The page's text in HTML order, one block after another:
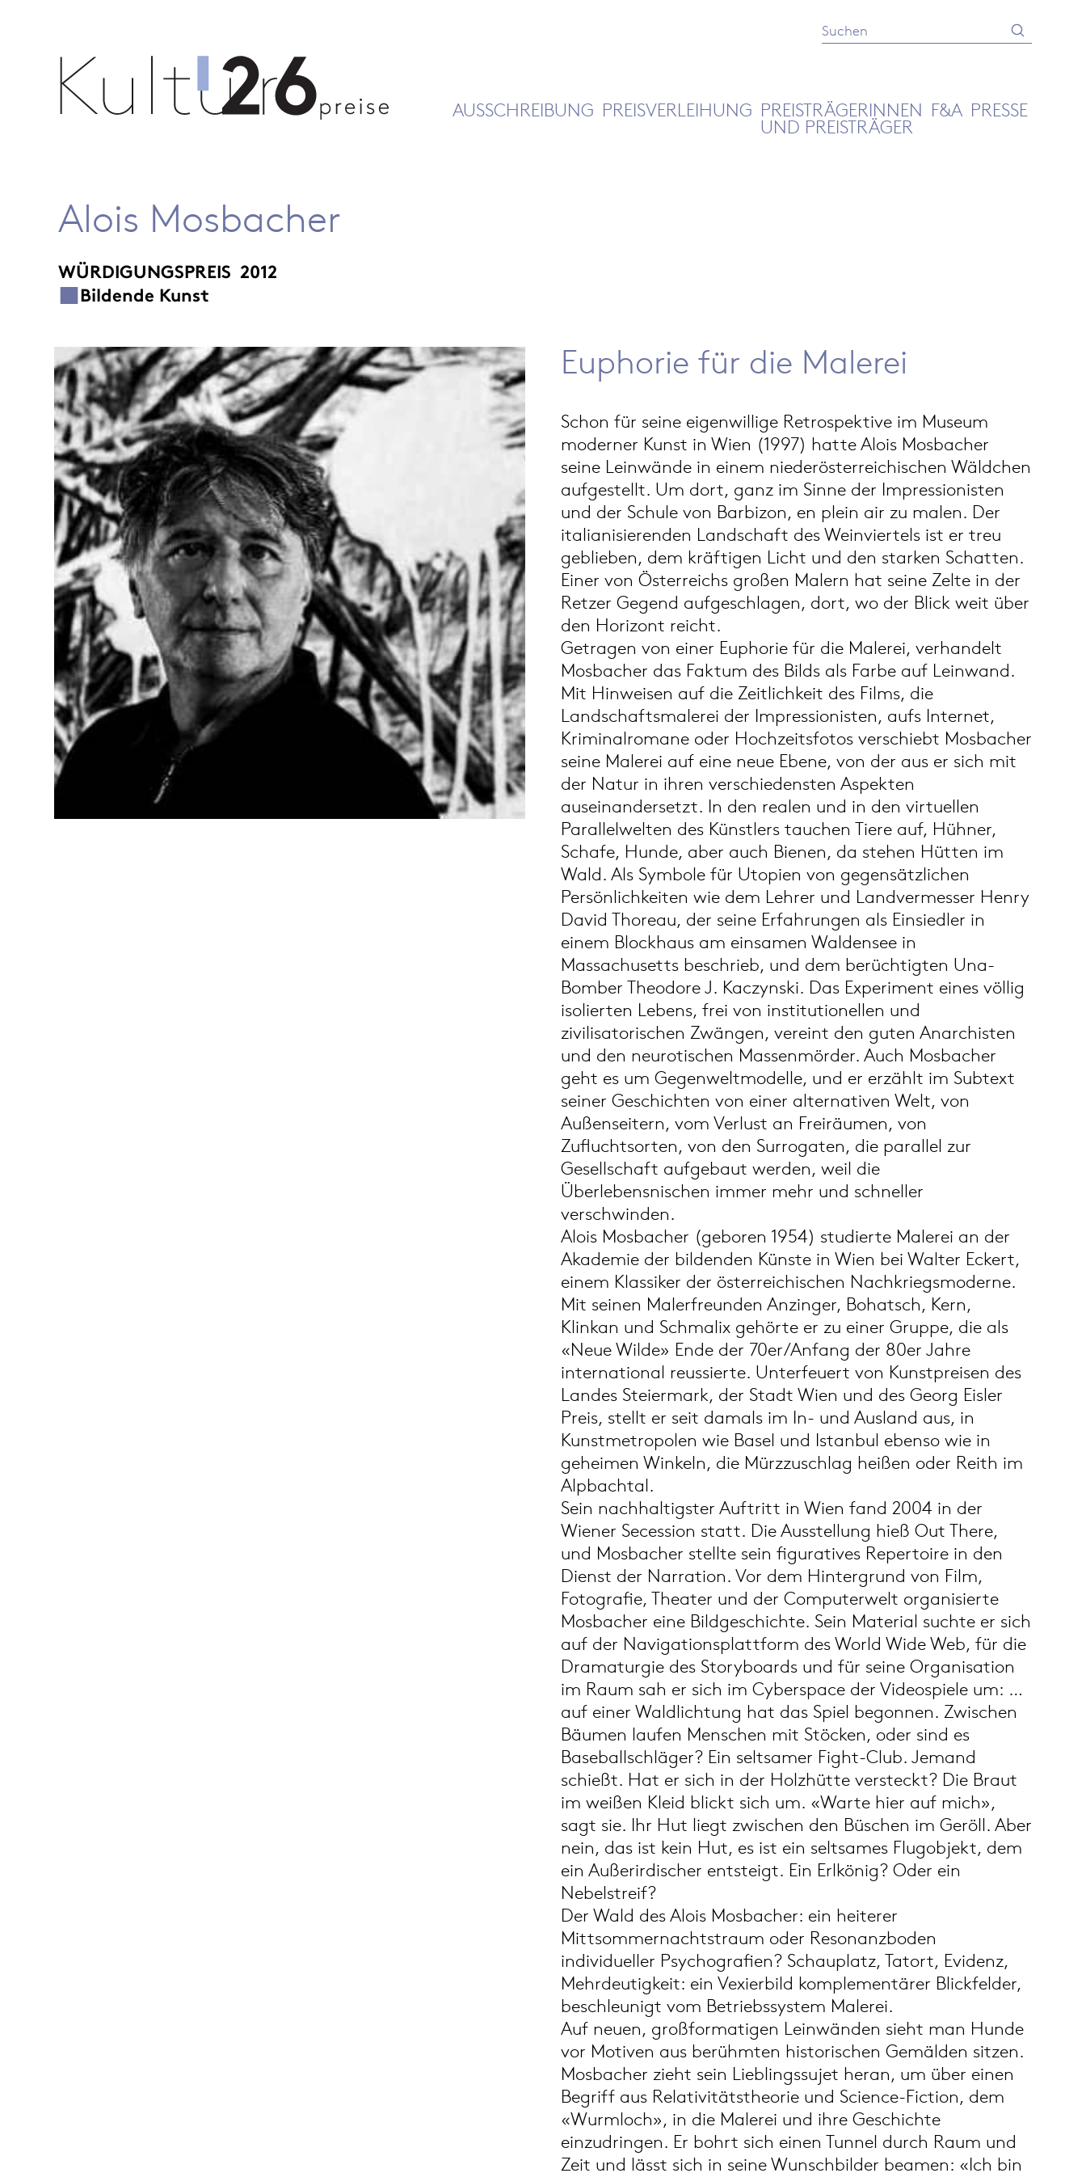
Suche
Absenden
AUSSCHREIBUNG PREISVERLEIHUNG PREISTRÄGERINNEN
UND PREISTRÄGER
F&A PRESSE
Alois Mosbacher
WÜRDIGUNGSPREIS 2012
Bildende Kunst
Euphorie für die Malerei
Schon für seine eigenwillige Retrospektive im Museum
moderner Kunst in Wien (1997) hatte Alois Mosbacher
seine Leinwände in einem niederösterreichischen Wäldchen
aufgestellt. Um dort, ganz im Sinne der Impressionisten
und der Schule von Barbizon, en plein air zu malen. Der
italianisierenden Landschaft des Weinviertels ist er treu
geblieben, dem kräftigen Licht und den starken Schatten.
Einer von Österreichs großen Malern hat seine Zelte in der
Retzer Gegend aufgeschlagen, dort, wo der Blick weit über
den Horizont reicht.
Getragen von einer Euphorie für die Malerei, verhandelt
Mosbacher das Faktum des Bilds als Farbe auf Leinwand.
Mit Hinweisen auf die Zeitlichkeit des Films, die
Landschaftsmalerei der Impressionisten, aufs Internet,
Kriminalromane oder Hochzeitsfotos verschiebt Mosbacher
seine Malerei auf eine neue Ebene, von der aus er sich mit
der Natur in ihren verschiedensten Aspekten
auseinandersetzt. In den realen und in den virtuellen
Parallelwelten des Künstlers tauchen Tiere auf, Hühner,
Schafe, Hunde, aber auch Bienen, da stehen Hütten im
Wald. Als Symbole für Utopien von gegensätzlichen
Persönlichkeiten wie dem Lehrer und Landvermesser Henry
David Thoreau, der seine Erfahrungen als Einsiedler in
einem Blockhaus am einsamen Waldensee in
Massachusetts beschrieb, und dem berüchtigten Una-
Bomber Theodore J. Kaczynski. Das Experiment eines völlig
isolierten Lebens, frei von institutionellen und
zivilisatorischen Zwängen, vereint den guten Anarchisten
und den neurotischen Massenmörder. Auch Mosbacher
geht es um Gegenweltmodelle, und er erzählt im Subtext
seiner Geschichten von einer alternativen Welt, von
Außenseitern, vom Verlust an Freiräumen, von
Zufluchtsorten, von den Surrogaten, die parallel zur
Gesellschaft aufgebaut werden, weil die
Überlebensnischen immer mehr und schneller
verschwinden.
Alois Mosbacher (geboren 1954) studierte Malerei an der
Akademie der bildenden Künste in Wien bei Walter Eckert,
einem Klassiker der österreichischen Nachkriegsmoderne.
Mit seinen Malerfreunden Anzinger, Bohatsch, Kern,
Klinkan und Schmalix gehörte er zu einer Gruppe, die als
«Neue Wilde» Ende der 70er/Anfang der 80er Jahre
international reussierte. Unterfeuert von Kunstpreisen des
Landes Steiermark, der Stadt Wien und des Georg Eisler
Preis, stellt er seit damals im In- und Ausland aus, in
Kunstmetropolen wie Basel und Istanbul ebenso wie in
geheimen Winkeln, die Mürzzuschlag heißen oder Reith im
Alpbachtal.
Sein nachhaltigster Auftritt in Wien fand 2004 in der
Wiener Secession statt. Die Ausstellung hieß Out There,
und Mosbacher stellte sein figuratives Repertoire in den
Dienst der Narration. Vor dem Hintergrund von Film,
Fotografie, Theater und der Computerwelt organisierte
Mosbacher eine Bildgeschichte. Sein Material suchte er sich
auf der Navigationsplattform des World Wide Web, für die
Dramaturgie des Storyboards und für seine Organisation
im Raum sah er sich im Cyberspace der Videospiele um: …
auf einer Waldlichtung hat das Spiel begonnen. Zwischen
Bäumen laufen Menschen mit Stöcken, oder sind es
Baseballschläger? Ein seltsamer Fight-Club. Jemand
schießt. Hat er sich in der Holzhütte versteckt? Die Braut
im weißen Kleid blickt sich um. «Warte hier auf mich»,
sagt sie. Ihr Hut liegt zwischen den Büschen im Geröll. Aber
nein, das ist kein Hut, es ist ein seltsames Flugobjekt, dem
ein Außerirdischer entsteigt. Ein Erlkönig? Oder ein
Nebelstreif?
Der Wald des Alois Mosbacher: ein heiterer
Mittsommernachtstraum oder Resonanzboden
individueller Psychografien? Schauplatz, Tatort, Evidenz,
Mehrdeutigkeit: ein Vexierbild komplementärer Blickfelder,
beschleunigt vom Betriebssystem Malerei.
Auf neuen, großformatigen Leinwänden sieht man Hunde
vor Motiven aus berühmten historischen Gemälden sitzen.
Mosbacher zieht sein Lieblingssujet heran, um über einen
Begriff aus Relativitätstheorie und Science-Fiction, dem
«Wurmloch», in die Malerei und ihre Geschichte
einzudringen. Er bohrt sich einen Tunnel durch Raum und
Zeit und lässt sich in seine Wunschbilder beamen: «Ich bin